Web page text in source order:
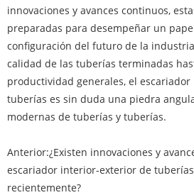
innovaciones y avances continuos,
preparadas para desempeñar un
configuración del futuro de la
calidad de las tuberías terminadas
productividad generales, el
tuberías es sin duda una piedra
modernas de tuberías y tuberías.
Anterior:¿Existen innovaciones y
escariador interior-exterior de
recientemente?